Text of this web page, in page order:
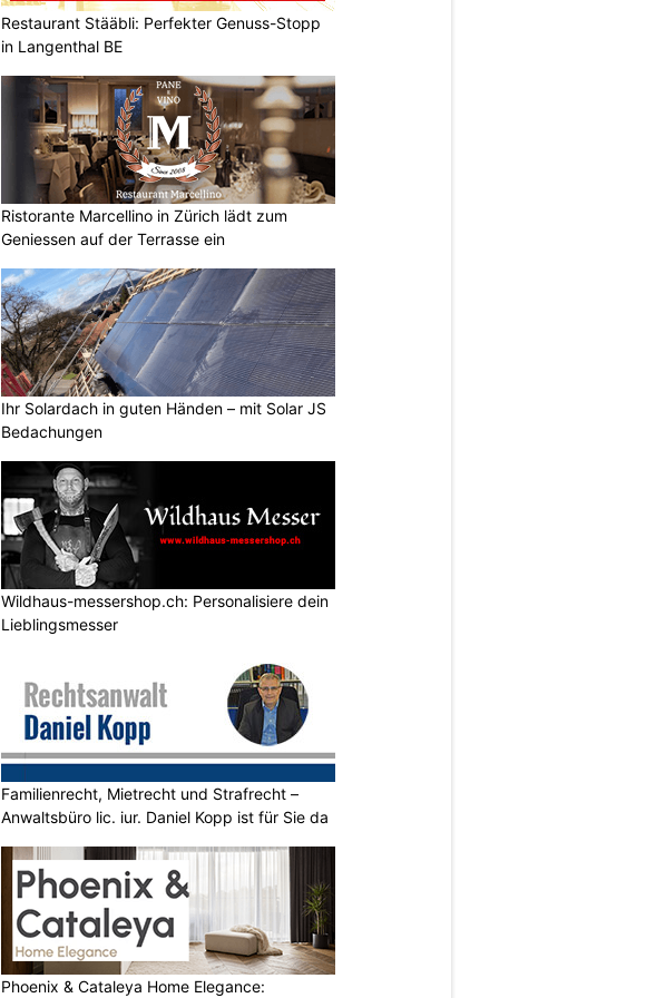
Restaurant Stääbli: Perfekter Genuss-Stopp
in Langenthal BE
Ristorante Marcellino in Zürich lädt zum
Geniessen auf der Terrasse ein
Ihr Solardach in guten Händen – mit Solar JS
Bedachungen
Wildhaus-messershop.ch: Personalisiere dein
Lieblingsmesser
Familienrecht, Mietrecht und Strafrecht –
Anwaltsbüro lic. iur. Daniel Kopp ist für Sie da
Phoenix & Cataleya Home Elegance: